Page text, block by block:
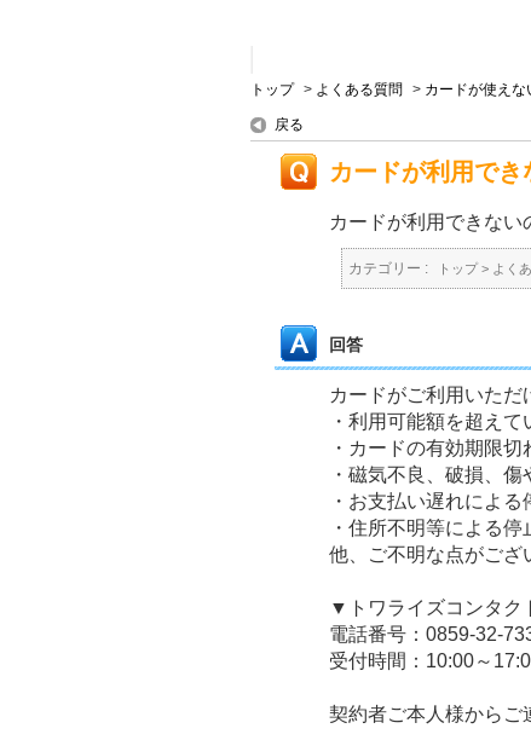
トップ > よくある質問 > カードが使えな
戻る
カードが利用で
カードが利用できない
カテゴリー : トップ> よく
回答
カードがご利用いただ
・利用可能額を超えて
・カードの有効期限切
・磁気不良、破損、傷
・お支払い遅れによる
・住所不明等による停
他、ご不明な点がござ
▼トワライズコンタク
電話番号：0859-32-
受付時間：10:00～
契約者ご本人様からご